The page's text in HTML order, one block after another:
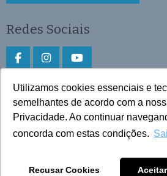
Utilizamos cookies essenciais e
semelhantes de acordo com a
Privacidade. Ao continuar
concorda com estas condições.
Recusar Cookies
Redes Sociais
Faça download do aplicativo
Play Store e App Store
Todos os direitos reservados ©